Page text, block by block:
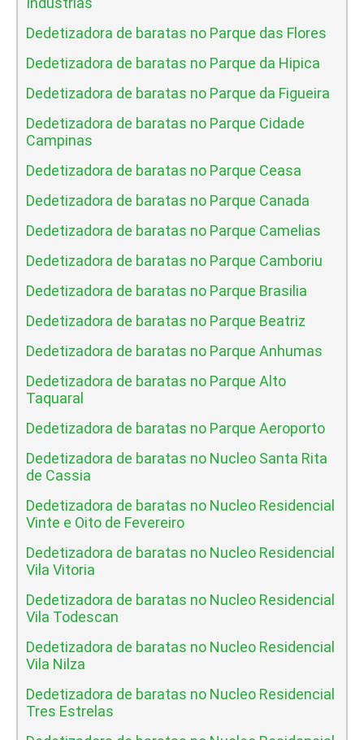
Dedetizadora de baratas no Parque das Flores
Dedetizadora de baratas no Parque da Hipica
Dedetizadora de baratas no Parque da Figueira
Dedetizadora de baratas no Parque Cidade
Campinas
Dedetizadora de baratas no Parque Ceasa
Dedetizadora de baratas no Parque Canada
Dedetizadora de baratas no Parque Camelias
Dedetizadora de baratas no Parque Camboriu
Dedetizadora de baratas no Parque Brasilia
Dedetizadora de baratas no Parque Beatriz
Dedetizadora de baratas no Parque Anhumas
Dedetizadora de baratas no Parque Alto
Taquaral
Dedetizadora de baratas no Parque Aeroporto
Dedetizadora de baratas no Nucleo Santa Rita
de Cassia
Dedetizadora de baratas no Nucleo Residencial
Vinte e Oito de Fevereiro
Dedetizadora de baratas no Nucleo Residencial
Vila Vitoria
Dedetizadora de baratas no Nucleo Residencial
Vila Todescan
Dedetizadora de baratas no Nucleo Residencial
Vila Nilza
Dedetizadora de baratas no Nucleo Residencial
Tres Estrelas